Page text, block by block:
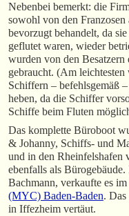
Nebenbei bemerkt: die
sowohl von den
bevorzugt behandelt, da
geflutet waren, wieder
wurden von den
gebraucht. (Am
Schiffern – befehlsgemäß
heben, da die Schiffer
Schiffe beim Fluten
Das komplette Büroboot
& Johanny, Schiffs- und
und in den Rheinfelshafen
ebenfalls als
Bachmann, verkaufte es
(MYC) Baden-Baden.
in Iffezheim vertäut.